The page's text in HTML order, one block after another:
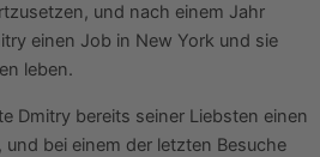
und nach einem Jahr
einen Job in New York und sie
leben.
Dmitry bereits seiner Liebsten einen
bei einem der letzten Besuche